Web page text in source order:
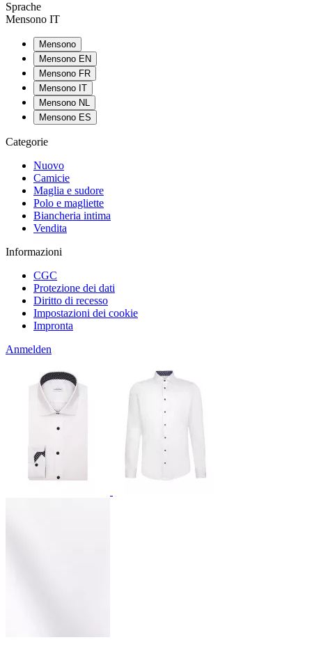
Sprache
Mensono IT
Mensono
Mensono EN
Mensono FR
Mensono IT
Mensono NL
Mensono ES
Categorie
Nuovo
Camicie
Maglia e sudore
Polo e magliette
Biancheria intima
Vendita
Informazioni
CGC
Protezione dei dati
Diritto di recesso
Impostazioni dei cookie
Impronta
Anmelden